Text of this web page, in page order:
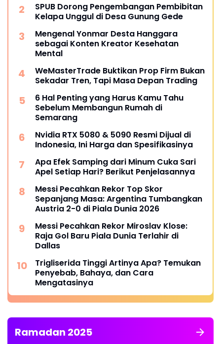
SPUB Dorong Pengembangan Pembibitan
Kelapa Unggul di Desa Gunung Gede
Mengenal Yonmar Desta Hanggara
sebagai Konten Kreator Kesehatan
Mental
WeMasterTrade Buktikan Prop Firm Bukan
Sekadar Tren, Tapi Masa Depan Trading
6 Hal Penting yang Harus Kamu Tahu
Sebelum Membangun Rumah di
Semarang
Nvidia RTX 5080 & 5090 Resmi Dijual di
Indonesia, Ini Harga dan Spesifikasinya
Apa Efek Samping dari Minum Cuka Sari
Apel Setiap Hari? Berikut Penjelasannya
Messi Pecahkan Rekor Top Skor
Sepanjang Masa: Argentina Tumbangkan
Austria 2-0 di Piala Dunia 2026
Messi Pecahkan Rekor Miroslav Klose:
Raja Gol Baru Piala Dunia Terlahir di
Dallas
Trigliserida Tinggi Artinya Apa? Temukan
Penyebab, Bahaya, dan Cara
Mengatasinya
Ramadan 2025